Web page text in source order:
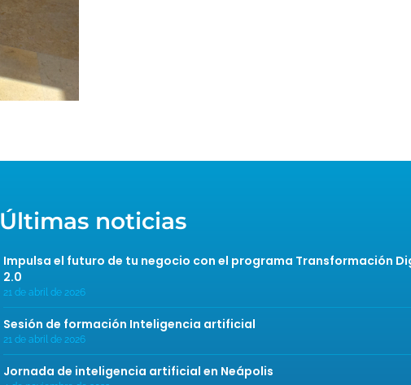
Últimas noticias
Impulsa el futuro de tu negocio con el programa Transformación
2.0
21 de abril de 2026
Sesión de formación Inteligencia artificial
21 de abril de 2026
Jornada de inteligencia artificial en Neápolis